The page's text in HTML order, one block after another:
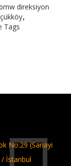
direksiyon
,
Tags
No:29 (Sanayi
/ İstanbul